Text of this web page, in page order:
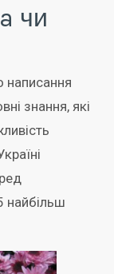
чи
написання
знання, які
найбільш